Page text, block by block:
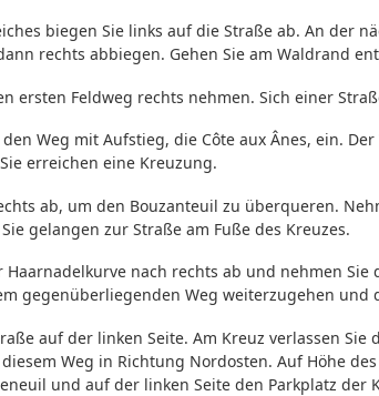
biegen Sie links auf die Straße ab. An der
rechts abbiegen. Gehen Sie am Waldrand
ersten Feldweg rechts nehmen. Sich einer
Weg mit Aufstieg, die Côte aux Ânes, ein.
erreichen eine Kreuzung.
ab, um den Bouzanteuil zu überqueren.
gelangen zur Straße am Fuße des Kreuzes.
Haarnadelkurve nach rechts ab und nehmen
gegenüberliegenden Weg weiterzugehen
auf der linken Seite. Am Kreuz verlassen
Weg in Richtung Nordosten. Auf Höhe
und auf der linken Seite den Parkplatz der